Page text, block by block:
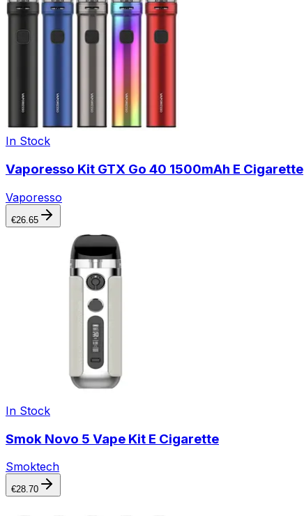
In Stock
Vaporesso Kit GTX Go 40 1500mAh E Cigarette
Vaporesso
€26.65
In Stock
Smok Novo 5 Vape Kit E Cigarette
Smoktech
€28.70